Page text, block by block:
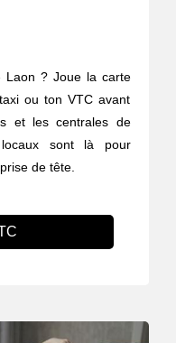
Laon ? Joue la carte
ou ton VTC avant
et les centrales de
locaux sont là pour
de tête.